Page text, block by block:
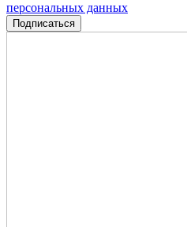
персональных данных
Подписаться